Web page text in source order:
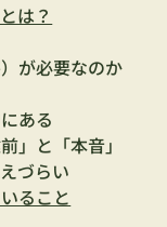
は？
が必要なのか
ある
」と「本音」
づらい
ること